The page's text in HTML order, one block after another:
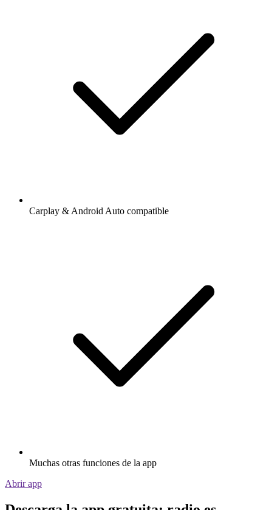
Carplay & Android Auto compatible
Muchas otras funciones de la app
Abrir app